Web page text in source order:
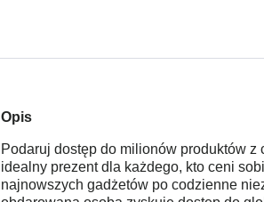
Opis
Podaruj dostęp do milionów produktów z
idealny prezent dla każdego, kto ceni
najnowszych gadżetów po codzienne